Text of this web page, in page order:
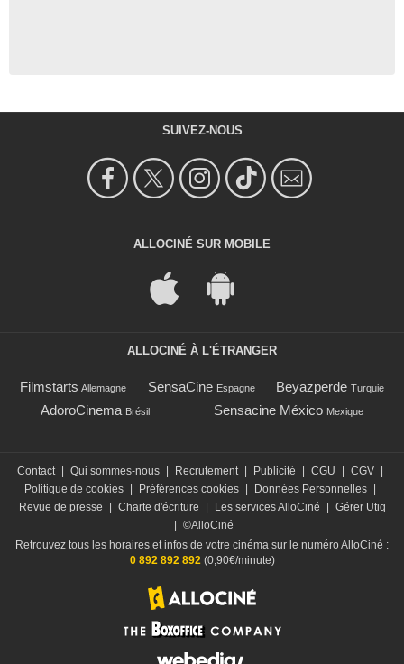
SUIVEZ-NOUS
ALLOCINÉ SUR MOBILE
ALLOCINÉ À L'ÉTRANGER
Filmstarts Allemagne SensaCine Espagne Beyazperde Turquie
AdoroCinema Brésil Sensacine México Mexique
Contact Qui sommes-nous Recrutement Publicité CGU CGV
Politique de cookies
Préférences cookies Données Personnelles
Revue de presse
Charte d'écriture Les services AlloCiné
Gérer Utiq
©AlloCiné
Retrouvez tous les horaires et infos de votre cinéma sur le numéro AlloCiné :
0 892 892 892(0,90€/minute)